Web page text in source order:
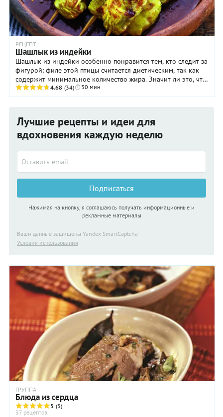
РЕЦЕПТ
Шашлык из индейки
Шашлык из индейки особенно понравится тем, кто следит за
фигурой: филе этой птицы считается диетическим, так как
содержит минимальное количество жира. Значит ли это, что
оно будет слишком сухим? Нет — ...
4.68 (34) 30 мин
Лучшие рецепты и идеи для
вдохновения каждую неделю
Подписаться
Нажимая на кнопку, я соглашаюсь получать информационные и
рекламные материалы
Ваши данные защищены Yandex SmartCaptcha
Условия использования
ГРУППА
Блюда из сердца
5 (5)
37 рецептов